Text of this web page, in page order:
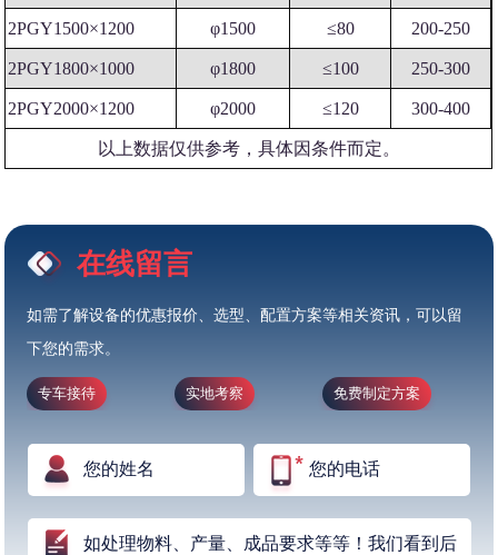
2PGY1500×1200 φ1500 ≤80 200-250
2PGY1800×1000 φ1800 ≤100 250-300
2PGY2000×1200 φ2000 ≤120 300-400
以上数据仅供参考，具体因条件而定。
在线留言
如需了解设备的优惠报价、选型、配置方案等相关资讯，可以留
下您的需求。
专车接待 实地考察 免费制定方案